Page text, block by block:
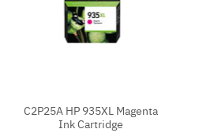
C2P25A HP 935XL Magenta
Ink Cartridge